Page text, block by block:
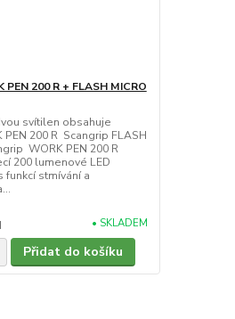
PEN 200 R + FLASH MICRO
svítilen obsahuje
PEN 200 R Scangrip FLASH
WORK PEN 200 R
200 lumenové LED
funkcí stmívání a
• SKLADEM
Přidat do košíku